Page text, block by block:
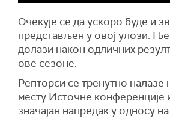
Очекује се да ускоро буде и
представљен у овој улози.
долази након одличних
ове сезоне.
Репторси се тренутно налазе
месту Источне конференције
значајан напредак у односу